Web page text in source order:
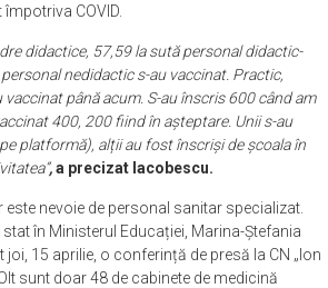
COVID.
didactice, 57,59 la sută personal didactic-
nedidactic s-au vaccinat. Practic,
până acum. S-au înscris 600 când am
400, 200 fiind în așteptare. Unii s-au
platformă), alții au fost înscriși de școala în
,a precizat Iacobescu.
este nevoie de personal sanitar specializat.
în Ministerul Educației, Marina-Ștefania
15 aprilie, o conferință de presă la CN „Ion
sunt doar 48 de cabinete de medicină